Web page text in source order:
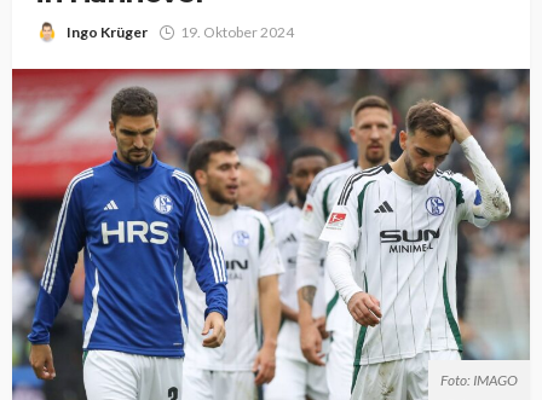
Ingo Krüger 19. Oktober 2024
Foto: IMAGO